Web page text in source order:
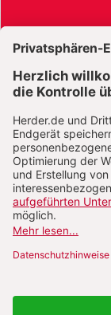
Datenschutz